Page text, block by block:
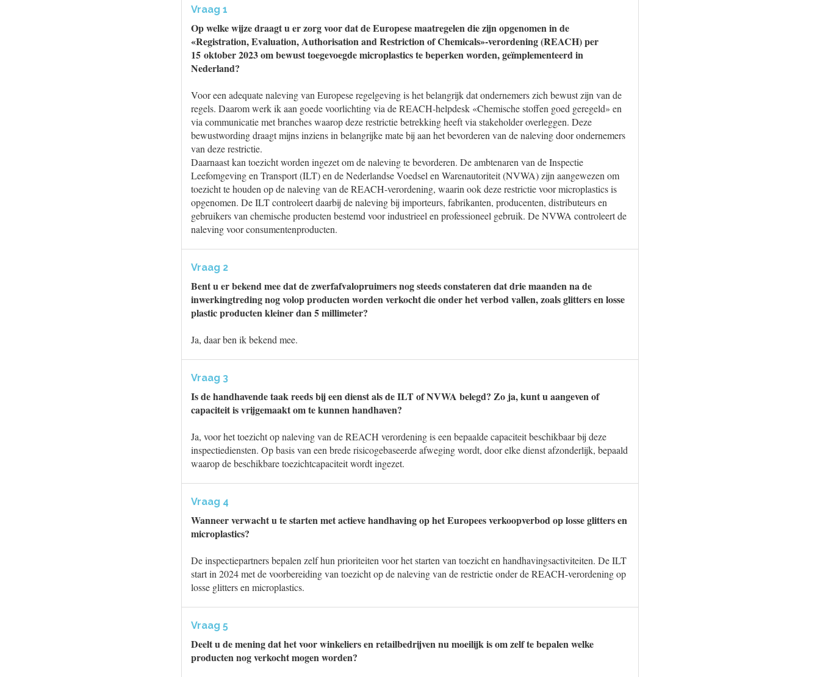
Vraag 1
Op welke wijze draagt u er zorg voor dat de Europese maatregelen die zijn opgenomen in de
«Registration, Evaluation, Authorisation and Restriction of Chemicals»-verordening (REACH) per
15 oktober 2023 om bewust toegevoegde microplastics te beperken worden, geïmplementeerd in
Nederland?
Voor een adequate naleving van Europese regelgeving is het belangrijk dat ondernemers zich bewust zijn van de
regels. Daarom werk ik aan goede voorlichting via de REACH-helpdesk «Chemische stoffen goed geregeld» en
via communicatie met branches waarop deze restrictie betrekking heeft via stakeholder overleggen. Deze
bewustwording draagt mijns inziens in belangrijke mate bij aan het bevorderen van de naleving door ondernemers
van deze restrictie.
Daarnaast kan toezicht worden ingezet om de naleving te bevorderen. De ambtenaren van de Inspectie
Leefomgeving en Transport (ILT) en de Nederlandse Voedsel en Warenautoriteit (NVWA) zijn aangewezen om
toezicht te houden op de naleving van de REACH-verordening, waarin ook deze restrictie voor microplastics is
opgenomen. De ILT controleert daarbij de naleving bij importeurs, fabrikanten, producenten, distributeurs en
gebruikers van chemische producten bestemd voor industrieel en professioneel gebruik. De NVWA controleert de
naleving voor consumentenproducten.
Vraag 2
Bent u er bekend mee dat de zwerfafvalopruimers nog steeds constateren dat drie maanden na de
inwerkingtreding nog volop producten worden verkocht die onder het verbod vallen, zoals glitters en losse
plastic producten kleiner dan 5 millimeter?
Ja, daar ben ik bekend mee.
Vraag 3
Is de handhavende taak reeds bij een dienst als de ILT of NVWA belegd? Zo ja, kunt u aangeven of
capaciteit is vrijgemaakt om te kunnen handhaven?
Ja, voor het toezicht op naleving van de REACH verordening is een bepaalde capaciteit beschikbaar bij deze
inspectiediensten. Op basis van een brede risicogebaseerde afweging wordt, door elke dienst afzonderlijk, bepaald
waarop de beschikbare toezichtcapaciteit wordt ingezet.
Vraag 4
Wanneer verwacht u te starten met actieve handhaving op het Europees verkoopverbod op losse glitters en
microplastics?
De inspectiepartners bepalen zelf hun prioriteiten voor het starten van toezicht en handhavingsactiviteiten. De ILT
start in 2024 met de voorbereiding van toezicht op de naleving van de restrictie onder de REACH-verordening op
losse glitters en microplastics.
Vraag 5
Deelt u de mening dat het voor winkeliers en retailbedrijven nu moeilijk is om zelf te bepalen welke
producten nog verkocht mogen worden?